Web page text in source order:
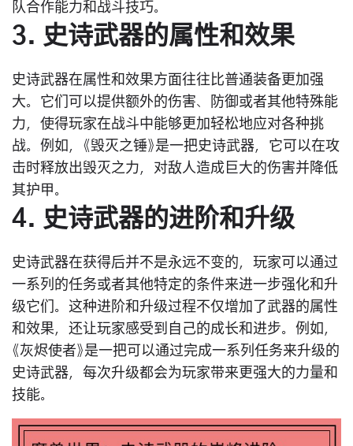
队合作能力和战斗技巧。
3. 史诗武器的属性和效果
史诗武器在属性和效果方面往往比普通装备更加强
大。它们可以提供额外的伤害、防御或者其他特殊能
力，使得玩家在战斗中能够更加轻松地应对各种挑
战。例如，《毁灭之锤》是一把史诗武器，它可以在攻
击时释放出毁灭之力，对敌人造成巨大的伤害并降低
其护甲。
4. 史诗武器的进阶和升级
史诗武器在获得后并不是永远不变的，玩家可以通过
一系列的任务或者其他特定的条件来进一步强化和升
级它们。这种进阶和升级过程不仅增加了武器的属性
和效果，还让玩家感受到自己的成长和进步。例如，
《灰烬使者》是一把可以通过完成一系列任务来升级的
史诗武器，每次升级都会为玩家带来更强大的力量和
技能。